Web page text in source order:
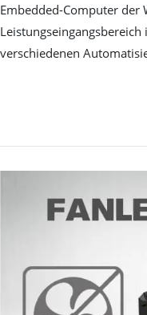
Embedded-Computer der
verschiedenen